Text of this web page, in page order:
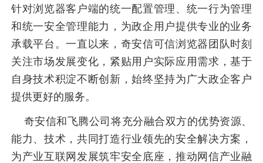
针对浏览器客户端的统一配置管理、统一行为管理
和统一安全管理能力，为政企用户提供专业的业务
承载平台。一直以来，奇安信可信浏览器团队时刻
关注市场发展变化，紧贴用户实际应用需求，基于
自身技术积淀不断创新，始终坚持为广大政企客户
提供更好的服务。
奇安信和飞腾公司将充分融合双方的优势资源、
能力、技术，共同打造行业领先的安全解决方案，
为产业互联网发展筑牢安全底座，推动网信产业融